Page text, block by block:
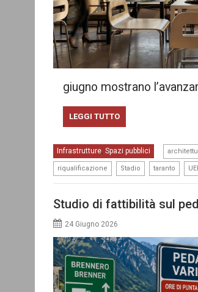
giugno mostrano
LEGGI TUTTO
Infrastrutture, Spazi pubblici
riqualificazione Stadio taranto
Studio di fattibilità sul
24 Giugno 2026